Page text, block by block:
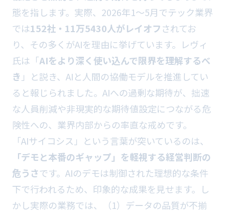
態を指します。実際、2026年1〜5月でテック業界
では152社・11万5430人がレイオフされてお
り、その多くがAIを理由に挙げています。レヴィ
氏は「AIをより深く使い込んで限界を理解するべ
き 」と説き、AIと人間の協働モデルを推進してい
ると報じられました。AIへの過剰な期待が、拙速
な人員削減や非現実的な期待値設定につながる危
険性への、業界内部からの率直な戒めです。
「AIサイコシス」という言葉が突いているのは、
「デモと本番のギャップ」を軽視する経営判断の
危うさです。AIのデモは制御された理想的な条件
下で行われるため、印象的な成果を見せます。し
かし実際の業務では、（1）データの品質が不揃